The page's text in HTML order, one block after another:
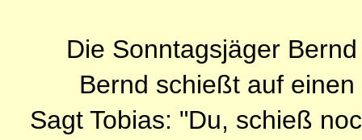
Die Sonntagsjäger
Bernd schießt auf
Sagt Tobias: "Du, schieß